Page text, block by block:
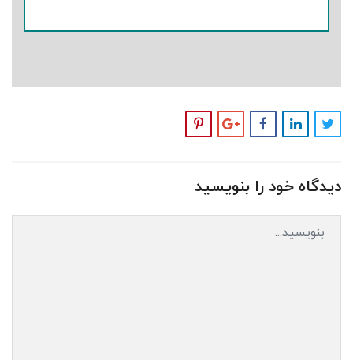
دیدگاه خود را بنویسید